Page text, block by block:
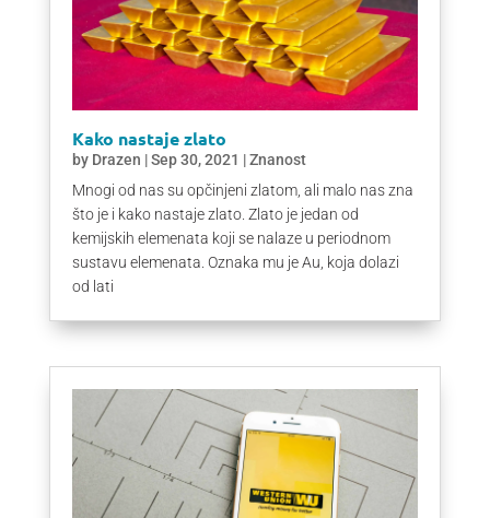
Kako nastaje zlato
by Drazen |Sep 30, 2021 |Znanost
Mnogi od nas su opčinjeni zlatom, ali malo nas zna
što je i kako nastaje zlato. Zlato je jedan od
kemijskih elemenata koji se nalaze u periodnom
sustavu elemenata. Oznaka mu je Au, koja dolazi
od lati